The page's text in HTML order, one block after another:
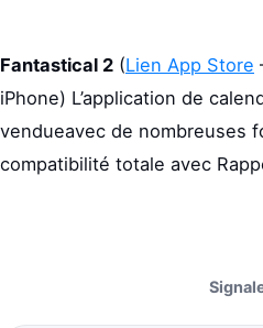
Fantastical 2 (Lien App Store
iPhone) L’application de
vendueavec de nombreuses
compatibilité totale avec